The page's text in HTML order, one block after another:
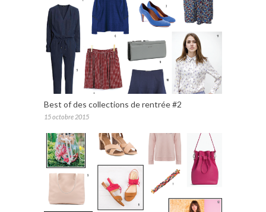
Best of des collections de rentrée #2
15 octobre 2015